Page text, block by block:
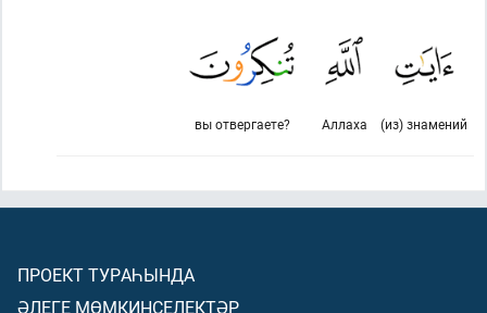
(из) знамений
Аллаха
вы отвергаете?
ПРОЕКТ ТУРАҺЫНДА
ӘЛЕГЕ МӨМКИНСЕЛЕКТӘР